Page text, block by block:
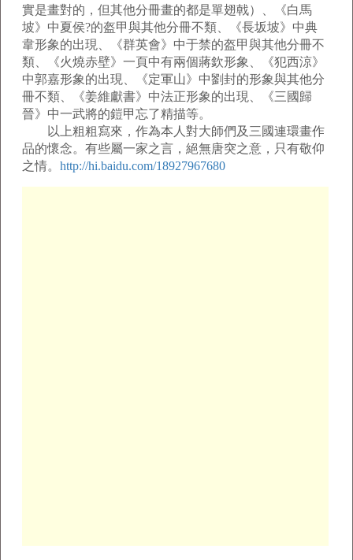
實是畫對的，但其他分冊畫的都是單翅戟）、《白馬
坡》中夏侯?的盔甲與其他分冊不類、《長坂坡》中典
韋形象的出現、《群英會》中于禁的盔甲與其他分冊不
類、《火燒赤壁》一頁中有兩個蔣欽形象、《犯西涼》
中郭嘉形象的出現、《定軍山》中劉封的形象與其他分
冊不類、《姜維獻書》中法正形象的出現、《三國歸
晉》中一武將的鎧甲忘了精描等。
以上粗粗寫來，作為本人對大師們及三國連環畫作
品的懷念。有些屬一家之言，絕無唐突之意，只有敬仰
之情。 http://hi.baidu.com/18927967680